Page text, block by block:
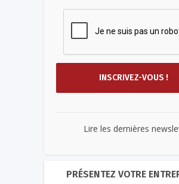
Lire les dernières
PRÉSENTEZ VOTRE